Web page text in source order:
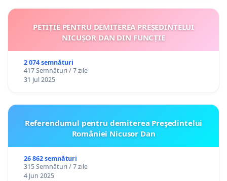
PETIȚIE PENTRU DEMITEREA PREȘEDINTELUI
NICUȘOR DAN DIN FUNCȚIE
2 074 semnături
417 Semnături / 7 zile
31 Jul 2025
Referendumul pentru demiterea Preşedintelui
României Nicusor Dan
26 862 semnături
315 Semnături / 7 zile
4 Jun 2025